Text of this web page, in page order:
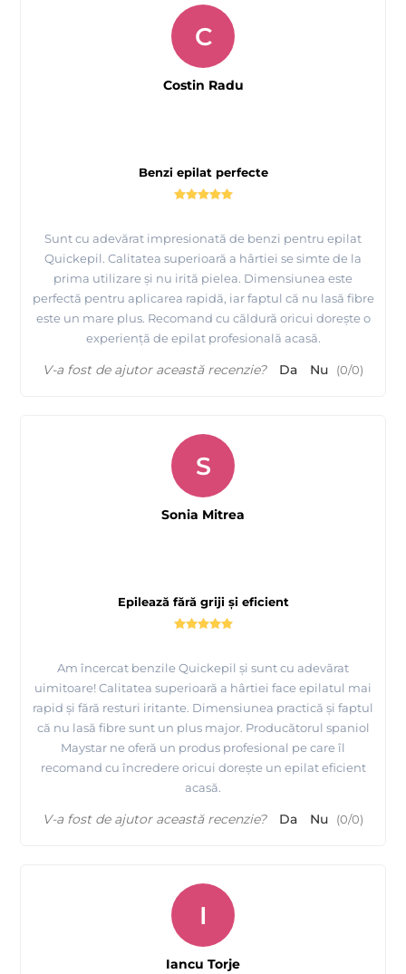
Benzi epilat perfecte
Sunt cu adevărat impresionată de benzi pentru epilat
Quickepil. Calitatea superioară a hârtiei se simte de la
prima utilizare și nu irită pielea. Dimensiunea este
perfectă pentru aplicarea rapidă, iar faptul că nu lasă fibre
este un mare plus. Recomand cu căldură oricui dorește o
experiență de epilat profesională acasă.
C
Costin Radu
V-a fost de ajutor această recenzie? Da Nu (0/0)
Epilează fără griji și eficient
Am încercat benzile Quickepil și sunt cu adevărat
uimitoare! Calitatea superioară a hârtiei face epilatul mai
rapid și fără resturi iritante. Dimensiunea practică și faptul
că nu lasă fibre sunt un plus major. Producătorul spaniol
Maystar ne oferă un produs profesional pe care îl
recomand cu încredere oricui dorește un epilat eficient
acasă.
S
Sonia Mitrea
V-a fost de ajutor această recenzie? Da Nu (0/0)
I
Iancu Torje